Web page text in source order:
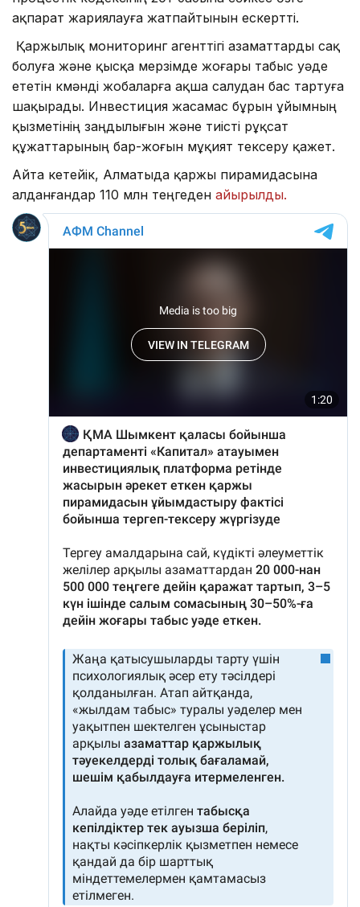
ақпарат жариялауға жатпайтынын ескертті.
Қаржылық мониторинг агенттігі азаматтарды сақ
болуға және қысқа мерзімде жоғары табыс уәде
ететін күмәнді жобаларға ақша салудан бас тартуға
шақырады. Инвестиция жасамас бұрын ұйымның
қызметінің заңдылығын және тиісті рұқсат
құжаттарының бар-жоғын мұқият тексеру қажет.
Айта кетейік, Алматыда қаржы пирамидасына
алданғандар 110 млн теңгеден айырылды.